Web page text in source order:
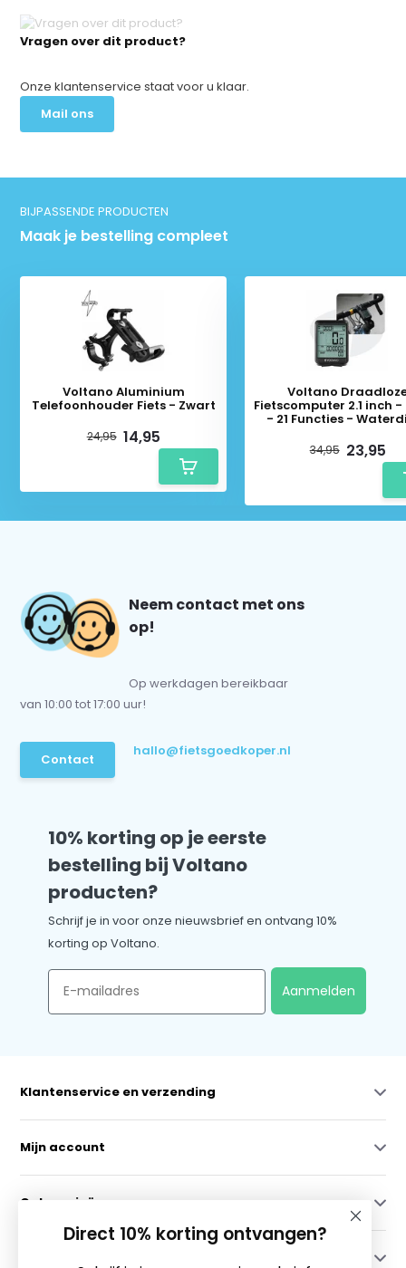
Vragen over dit product?
Onze klantenservice staat voor u klaar.
Mail ons
BIJPASSENDE PRODUCTEN
Maak je bestelling compleet
Voltano Aluminium
Telefoonhouder Fiets - Zwart
24,95 14,95
Voltano
Fietscomputer 2.1 inch
- 21 Functies -
34,95 23,95
Neem contact met ons
op!
Op werkdagen bereikbaar
van 10:00 tot 17:00 uur!
Contact
hallo@fietsgoedkoper.nl
10% korting op je eerste
bestelling bij Voltano
producten?
Schrijf je in voor onze nieuwsbrief en ontvang 10%
korting op Voltano.
Email
Aanmelden
Klantenservice en verzending
Mijn account
Categorieën
Direct 10% korting ontvangen?